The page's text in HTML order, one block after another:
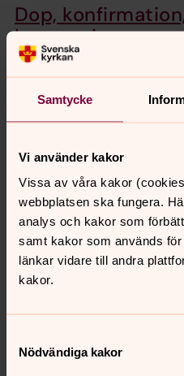
Samtycke
Vi använder kakor
Vissa av våra kakor
webbplatsen ska fungera.
analys och kakor som
samt kakor som används
länkar vidare till andra
kakor.
Nödvändiga kakor
Dop,
begravning
Asarum-Ringamåla
sammanhang för livets olika
när någon döps,
Samtal
I vardag och kris, glädje och
Ibland behöver man få prata
kostnadsfria och vi har
Leva Vidare
med andra i liknande
sorgen, fundera och
hur det sedan blev och hur